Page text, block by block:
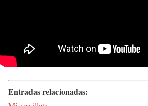
Entradas relacionadas: